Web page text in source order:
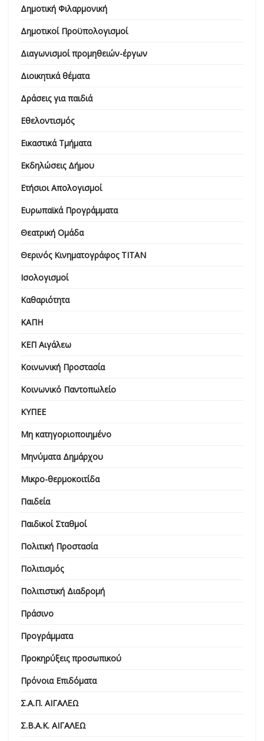
Δημοτική Φιλαρμονική
Δημοτικοί Προϋπολογισμοί
Διαγωνισμοί προμηθειών-έργων
Διοικητικά θέματα
Δράσεις για παιδιά
Εθελοντισμός
Εικαστικά Τμήματα
Εκδηλώσεις Δήμου
Ετήσιοι Απολογισμοί
Ευρωπαϊκά Προγράμματα
Θεατρική Ομάδα
Θερινός Κινηματογράφος ΤΙΤΑΝ
Ισολογισμοί
Καθαριότητα
ΚΑΠΗ
ΚΕΠ Αιγάλεω
Κοινωνική Προστασία
Κοινωνικό Παντοπωλείο
ΚΥΠΕΕ
Μη κατηγοριοποιημένο
Μηνύματα Δημάρχου
Μικρο-θερμοκοιτίδα
Παιδεία
Παιδικοί Σταθμοί
Πολιτική Προστασία
Πολιτισμός
Πολιτιστική Διαδρομή
Πράσινο
Προγράμματα
Προκηρύξεις προσωπικού
Πρόνοια Επιδόματα
Σ.Α.Π. ΑΙΓΑΛΕΩ
Σ.Β.Α.Κ. ΑΙΓΑΛΕΩ